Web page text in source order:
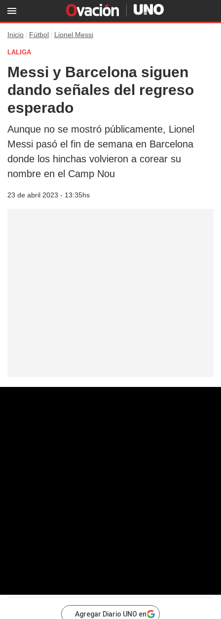
Inicio Fútbol Lionel Messi
LALIGA
Messi y Barcelona siguen
dando señales del regreso
esperado
Aunque no se mostró públicamente, Lionel
Messi pasó el fin de semana en Barcelona
donde los hinchas volvieron a corear su
nombre en el Camp Nou
23 de abril 2023 - 13:35hs
Agregar Diario UNO en